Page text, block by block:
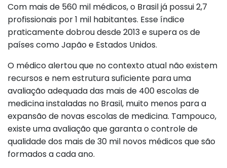
Com mais de 560 mil médicos, o Brasil já possui 2,7
profissionais por 1 mil habitantes. Esse índice
praticamente dobrou desde 2013 e supera os de
países como Japão e Estados Unidos.
O médico alertou que no contexto atual não existem
recursos e nem estrutura suficiente para uma
avaliação adequada das mais de 400 escolas de
medicina instaladas no Brasil, muito menos para a
expansão de novas escolas de medicina. Tampouco,
existe uma avaliação que garanta o controle de
qualidade dos mais de 30 mil novos médicos que são
formados a cada ano.